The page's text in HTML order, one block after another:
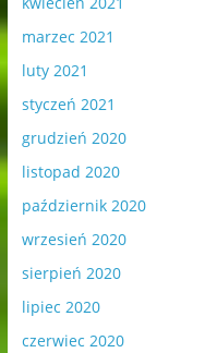
marzec 2021
luty 2021
styczeń 2021
grudzień 2020
listopad 2020
październik 2020
wrzesień 2020
sierpień 2020
lipiec 2020
czerwiec 2020